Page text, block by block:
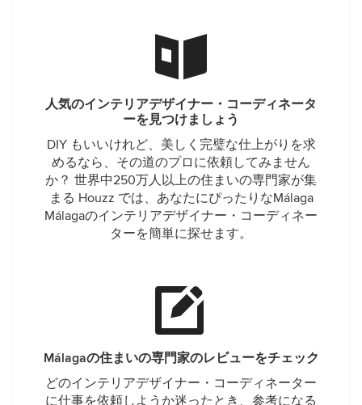
人気のインテリアデザイナー・コーディネータ
ーを見つけましょう
DIY もいいけれど、美しく完璧な仕上がりを求
めるなら、その道のプロに依頼してみません
か？ 世界中250万人以上の住まいの専門家が集
まる Houzz では、あなたにぴったりなMálaga
Málagaのインテリアデザイナー・コーディネー
ターを簡単に探せます。
Málagaの住まいの専門家のレビューをチェック
どのインテリアデザイナー・コーディネーター
に仕事を依頼しようか迷ったとき、参考になる